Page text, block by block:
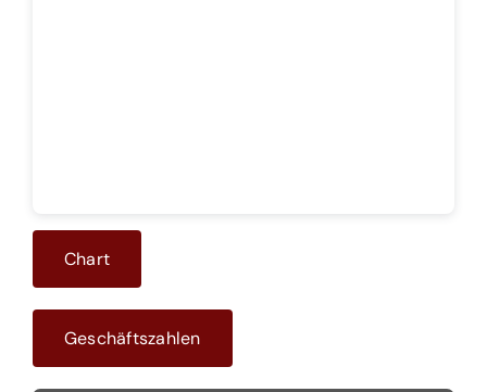
Chart
Geschäftszahlen